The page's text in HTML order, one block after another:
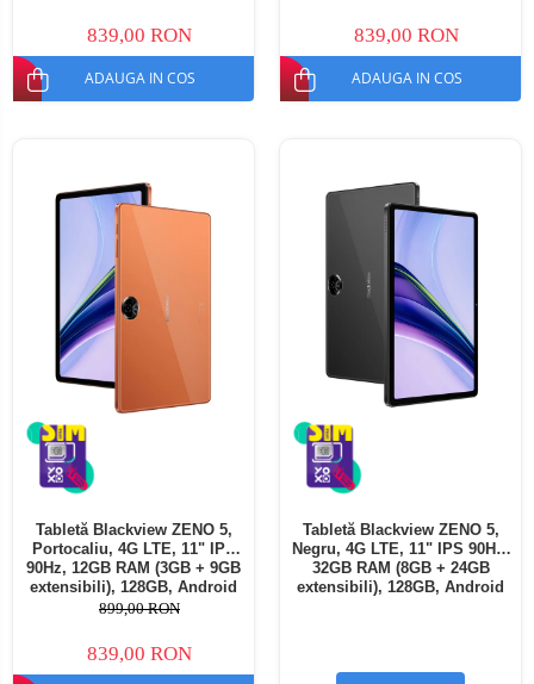
SIM
839,00 RON
ADAUGA IN COS
SIM
839,00 RON
ADAUGA IN COS
Tabletă Blackview ZENO 5,
Portocaliu, 4G LTE, 11" IPS
90Hz, 12GB RAM (3GB + 9GB
extensibili), 128GB, Android
16, Unisoc T7250, 8300mAh,
SIM
899,00 RON
839,00 RON
Tabletă Blackview ZENO 5,
Negru, 4G LTE, 11" IPS 90Hz,
32GB RAM (8GB + 24GB
extensibili), 128GB, Android